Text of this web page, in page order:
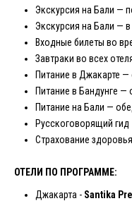
Экскурсия на Бали —
Экскурсия на Бали —
Входные билеты во
Завтраки во всех
Питание в Джакарте —
Питание в Бандунге —
Питание на Бали —
Русскоговорящий гид
Страхование
ОТЕЛИ ПО ПРОГРАММЕ:
Джакарта - Santika